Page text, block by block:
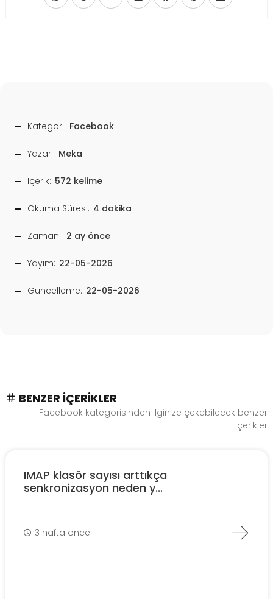
Kategori: Facebook
Yazar: Meka
İçerik: 572 kelime
Okuma Süresi: 4 dakika
Zaman: 2 ay önce
Yayım: 22-05-2026
Güncelleme: 22-05-2026
BENZER İÇERIKLER
Facebook kategorisinden ilginize çekebilecek benzer
içerikler
IMAP klasör sayısı arttıkça
senkronizasyon neden y...
3 hafta önce